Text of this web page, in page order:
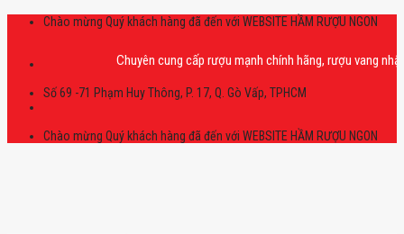
Skip
Chào mừng Quý khách hàng đã đến với WEBSITE HẦM RƯỢU NGON
Chuyên cung cấp rượu mạnh chính hãng, rượu vang nhập
Số 69 -71 Phạm Huy Thông, P. 17, Q. Gò Vấp, TPHCM
Chào mừng Quý khách hàng đã đến với WEBSITE HẦM RƯỢU NGON